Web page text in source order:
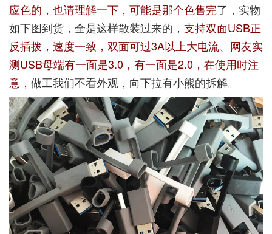
应色的，也请理解一下，可能是那个色售完了，实物
如下图到货，全是这样散装过来的， 支持双面USB正
反插拨，速度一致，双面可过3A以上大电流、网友实
测USB母端有一面是3.0，有一面是2.0，在使用时注
意， 做工我们不看外观，向下拉有小熊的拆解。